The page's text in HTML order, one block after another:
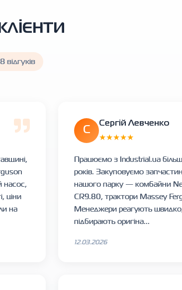
відгуків
насос,
ціни
на
С
Сергій Левченко
★★★★★
Працюємо з Industrial.ua
років. Закуповуємо
нашого парку — комбайни
CR9.80, трактори Massey
Менеджери реагують
підбирають оригіна...
12.03.2026